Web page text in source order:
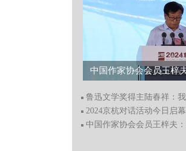
2024京杭对话活动今日启幕